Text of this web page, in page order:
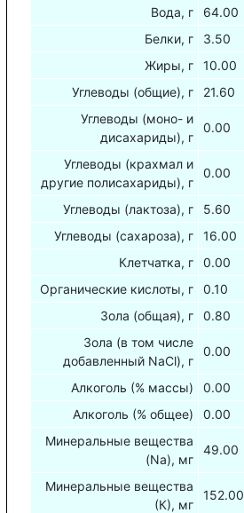
Вода, г
64.00
Белки, г
3.50
Жиры, г
10.00
Углеводы (общие), г
21.60
Углеводы (моно- и
дисахариды), г
0.00
Углеводы (крахмал и
другие полисахариды), г
0.00
Углеводы (лактоза), г
5.60
Углеводы (сахароза), г
16.00
Клетчатка, г
0.00
Органические кислоты, г
0.10
Зола (общая), г
0.80
Зола (в том числе
добавленный NaCl), г
0.00
Алкоголь (% массы)
0.00
Алкоголь (% общее)
0.00
Минеральные вещества
(Na), мг
49.00
Минеральные вещества
(К), мг
152.00